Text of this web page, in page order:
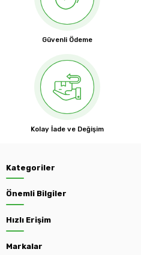
Güvenli Ödeme
Kolay İade ve Değişim
Kategoriler
Önemli Bilgiler
Hızlı Erişim
Markalar